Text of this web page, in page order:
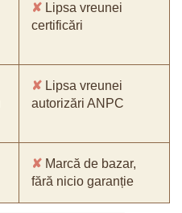
✘ Lipsa vreunei
certificări
✘ Lipsa vreunei
autorizări ANPC
✘ Marcă de bazar,
fără nicio garanție